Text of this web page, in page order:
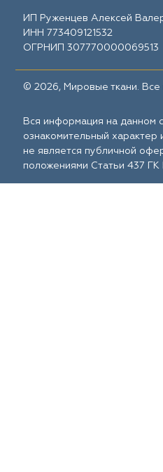
ИП Руженцев Алексей
ИНН 773409121532
ОГРНИП 307770000069513
© 2026, Мировые ткани.
Вся информация на данном
ознакомительный характер
не является публичной
положениями Статьи 437 ГК